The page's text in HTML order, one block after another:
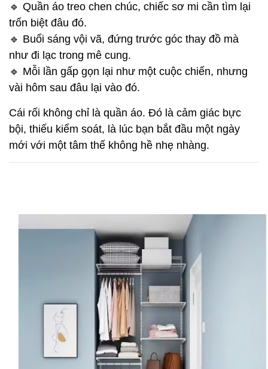
🔹 Quần áo treo chen chúc, chiếc sơ mi cần tìm lại
trốn biệt đâu đó.
🔹 Buổi sáng vội vã, đứng trước góc thay đồ mà
như đi lạc trong mê cung.
🔹 Mỗi lần gấp gọn lại như một cuộc chiến, nhưng
vài hôm sau đâu lại vào đó.
Cái rối không chỉ là quần áo. Đó là cảm giác bực
bội, thiếu kiểm soát, là lúc bạn bắt đầu một ngày
mới với một tâm thế không hề nhẹ nhàng.